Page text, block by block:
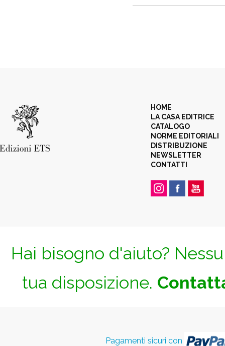
HOME
LA CASA EDITRICE
CATALOGO
NORME EDITORIALI
DISTRIBUZIONE
NEWSLETTER
CONTATTI
Hai bisogno d'aiuto?
tua disposizione.
Pagamenti sicuri con